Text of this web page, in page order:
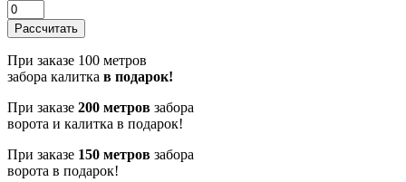
Рассчитать
При заказе 100 метров
забора калитка в подарок!
При заказе 200 метров забора
ворота и калитка в подарок!
При заказе 150 метров забора
ворота в подарок!